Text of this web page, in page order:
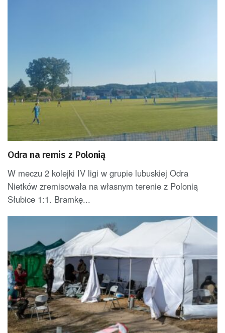
Odra na remis z Polonią
W meczu 2 kolejki IV ligi w grupie lubuskiej Odra
Nietków zremisowała na własnym terenie z Polonią
Słubice 1:1. Bramkę...